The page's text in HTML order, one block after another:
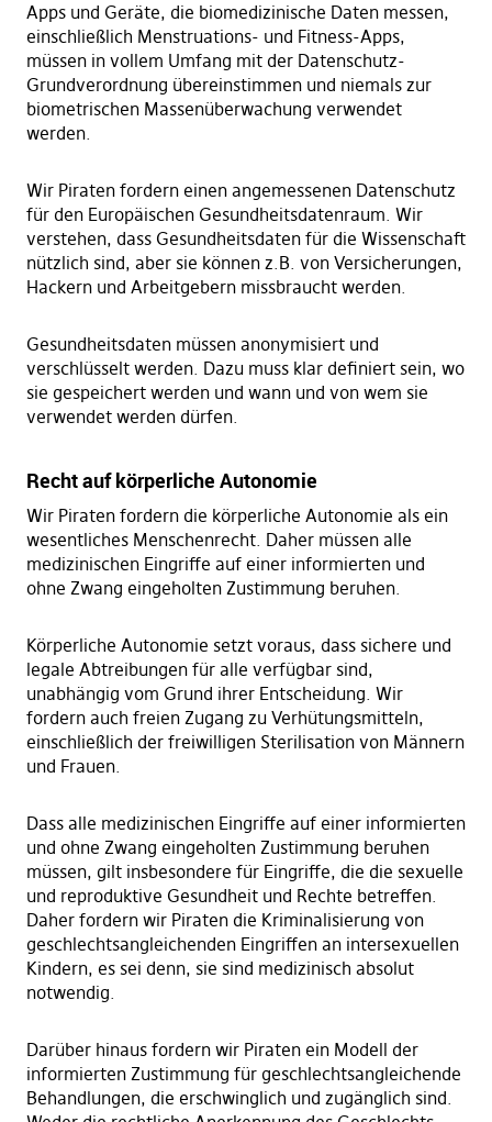
Apps und Geräte, die biomedizinische Daten messen,
einschließlich Menstruations- und Fitness-Apps,
müssen in vollem Umfang mit der Datenschutz-
Grundverordnung übereinstimmen und niemals zur
biometrischen Massenüberwachung verwendet
werden.
Wir Piraten fordern einen angemessenen Datenschutz
für den Europäischen Gesundheitsdatenraum. Wir
verstehen, dass Gesundheitsdaten für die Wissenschaft
nützlich sind, aber sie können z.B. von Versicherungen,
Hackern und Arbeitgebern missbraucht werden.
Gesundheitsdaten müssen anonymisiert und
verschlüsselt werden. Dazu muss klar definiert sein, wo
sie gespeichert werden und wann und von wem sie
verwendet werden dürfen.
Recht auf körperliche Autonomie
Wir Piraten fordern die körperliche Autonomie als ein
wesentliches Menschenrecht. Daher müssen alle
medizinischen Eingriffe auf einer informierten und
ohne Zwang eingeholten Zustimmung beruhen.
Körperliche Autonomie setzt voraus, dass sichere und
legale Abtreibungen für alle verfügbar sind,
unabhängig vom Grund ihrer Entscheidung. Wir
fordern auch freien Zugang zu Verhütungsmitteln,
einschließlich der freiwilligen Sterilisation von Männern
und Frauen.
Dass alle medizinischen Eingriffe auf einer informierten
und ohne Zwang eingeholten Zustimmung beruhen
müssen, gilt insbesondere für Eingriffe, die die sexuelle
und reproduktive Gesundheit und Rechte betreffen.
Daher fordern wir Piraten die Kriminalisierung von
geschlechtsangleichenden Eingriffen an intersexuellen
Kindern, es sei denn, sie sind medizinisch absolut
notwendig.
Darüber hinaus fordern wir Piraten ein Modell der
informierten Zustimmung für geschlechtsangleichende
Behandlungen, die erschwinglich und zugänglich sind.